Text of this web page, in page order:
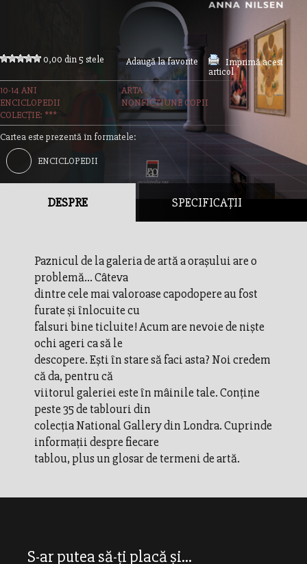
0,00 din 5 stele Adaugă la favorite
Imprimă acest
articol
10-14 ANI
ARTA
ENCICLOPEDII
NONFICTIUNE COPII
COLECȚIE: ***
Cartea este prezentă în formatele:
ENCICLOPEDII
DESPRE SPECIFICAȚII
Paznicul de la galeria de artă a oraşului are o
problemă... Câteva
dintre cele mai valoroase capodopere au fost
furate şi înlocuite cu
falsuri bine ticluite! Acum are nevoie de nişte
ochi ageri ca să le
descopere. Eşti în stare să faci asta? Noi credem
că da, pentru că
viitorul galeriei este în mâinile tale. Conţine
peste 35 de tablouri din
colecţia National Gallery din Londra. Cuprinde
informaţii despre fiecare
tablou, plus un glosar de termeni de artă.
S-ar putea să-ți placă și...